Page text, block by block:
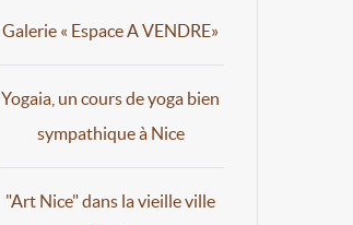
Galerie « Espace A VENDRE»
Yogaia, un cours de yoga bien
sympathique à Nice
"Art Nice" dans la vieille ville